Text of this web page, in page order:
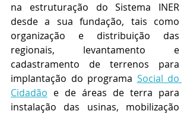
na estruturação do Sistema INER
desde a sua fundação, tais como
organização e distribuição das
regionais, levantamento e
cadastramento de terrenos para
implantação do programa Social do
Cidadão e de áreas de terra para
instalação das usinas, mobilização